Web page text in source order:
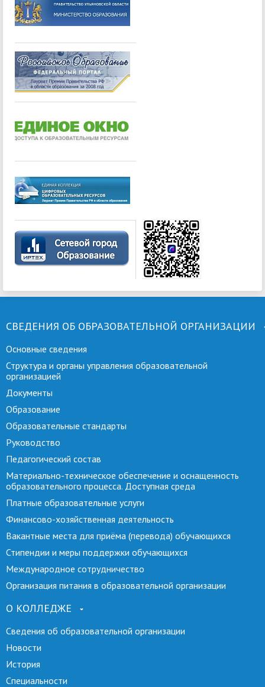
СВЕДЕНИЯ ОБ ОБРАЗОВАТЕЛЬНОЙ ОРГАНИЗАЦИИ
Основные сведения
Структура и органы управления образовательной
организацией
Документы
Образование
Образовательные стандарты
Руководство
Педагогический состав
Материально-техническое обеспечение и оснащенность
образовательного процесса. Доступная среда
Платные образовательные услуги
Финансово-хозяйственная деятельность
Вакантные места для приёма (перевода) обучающихся
Стипендии и меры поддержки обучающихся
Международное сотрудничество
Организация питания в образовательной организации
О КОЛЛЕДЖЕ
Сведения об образовательной организации
Новости
История
Специальности